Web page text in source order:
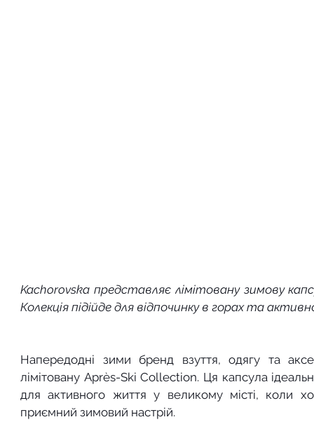
Kachorovska представляє лімітовану зимову
Колекція підійде для відпочинку в горах та
Напередодні зими бренд взуття, одягу та
лімітовану Après-Ski Collection. Ця капсула
для активного життя у великому місті, коли
приємний зимовий настрій.